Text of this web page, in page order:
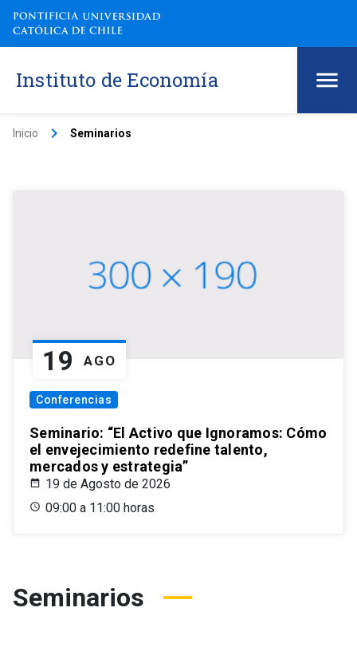
Instituto de Economía
Inicio keyboard_arrow_right Seminarios
19 AGO
Conferencias
Seminario: “El Activo que Ignoramos: Cómo
el envejecimiento redefine talento,
mercados y estrategia”
19 de Agosto de 2026
09:00 a 11:00 horas
Seminarios